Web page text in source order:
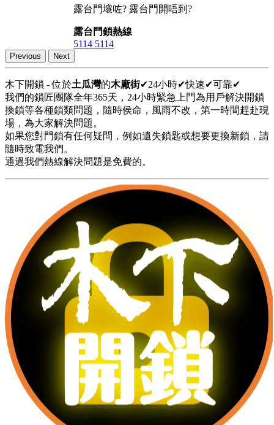
露台門壞咗? 露台門開唔到?
露台門鎖熱線
5114 5114
Previous Next
木下開鎖 - 位於土瓜灣的木廠街✔24小時✔快速✔可靠✔
我們的鎖匠團隊全年365天，24小時緊急上門為用戶解決開鎖
換鎖等各種鎖類問題，隨時侯命，風雨不改，第一時間趕赴現
場，為大家解決問題。
如果您對門鎖有任何疑問，例如遺失鎖匙或想要更換新鎖，請
隨時致電我們。
通過我們熱線解決問題是免費的。